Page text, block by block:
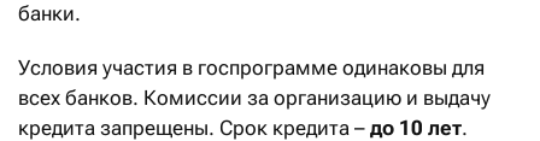
банки.
Условия участия в госпрограмме одинаковы для
всех банков. Комиссии за организацию и выдачу
кредита запрещены. Срок кредита – до 10 лет.